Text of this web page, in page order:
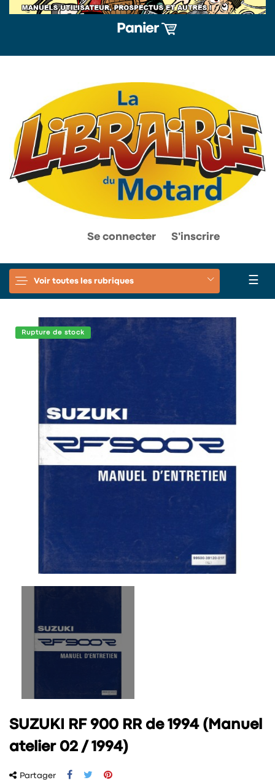
Panier
Se connecter S'inscrire
Voir toutes les rubriques ☰
Rupture de stock
SUZUKI RF 900 RR de 1994 (Manuel
atelier 02 / 1994)
Partager